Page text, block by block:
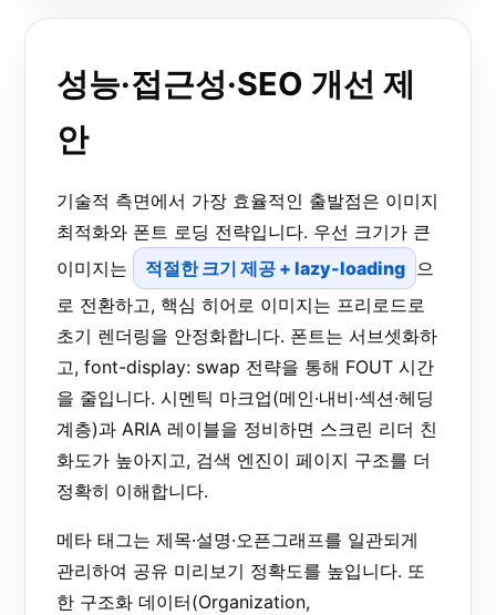
성능·접근성·SEO 개선 제
안
기술적 측면에서 가장 효율적인 출발점은 이미지
최적화와 폰트 로딩 전략입니다. 우선 크기가 큰
이미지는
적절한 크기 제공 + lazy-loading 으
로 전환하고, 핵심 히어로 이미지는 프리로드로
초기 렌더링을 안정화합니다. 폰트는 서브셋화하
고, font-display: swap 전략을 통해 FOUT 시간
을 줄입니다. 시멘틱 마크업(메인·내비·섹션·헤딩
계층)과 ARIA 레이블을 정비하면 스크린 리더 친
화도가 높아지고, 검색 엔진이 페이지 구조를 더
정확히 이해합니다.
메타 태그는 제목·설명·오픈그래프를 일관되게
관리하여 공유 미리보기 정확도를 높입니다. 또
한 구조화 데이터(Organization,